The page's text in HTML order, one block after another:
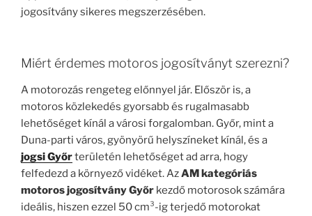
jogosítvány sikeres megszerzésében.
Miért érdemes motoros jogosítványt szerezni?
A motorozás rengeteg előnnyel jár. Először is, a
motoros közlekedés gyorsabb és rugalmasabb
lehetőséget kínál a városi forgalomban. Győr, mint a
Duna-parti város, gyönyörű helyszíneket kínál, és a
jogsi Győrterületén lehetőséget ad arra, hogy
felfedezd a környező vidéket. AzAM kategóriás
motoros jogosítvány Győr kezdő motorosok számára
ideális, hiszen ezzel 50 cm³-ig terjedő motorokat